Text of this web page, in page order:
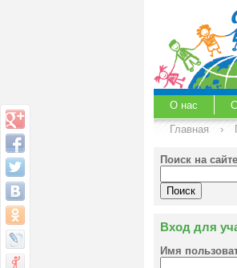
О нас
Главная
›
Поиск на
Вход для
Имя